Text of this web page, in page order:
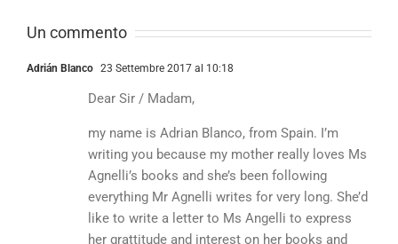
Un commento
Adrián Blanco 23 Settembre 2017 al 10:18
Dear Sir / Madam,
my name is Adrian Blanco, from Spain. I’m
writing you because my mother really loves Ms
Agnelli’s books and she’s been following
everything Mr Agnelli writes for very long. She’d
like to write a letter to Ms Angelli to express
her grattitude and interest on her books and